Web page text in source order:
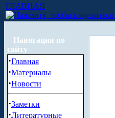
ГЛАВНАЯ
Навигация по
сайту
·Главная
·Материалы
·Новости
·Заметки
·Литературные